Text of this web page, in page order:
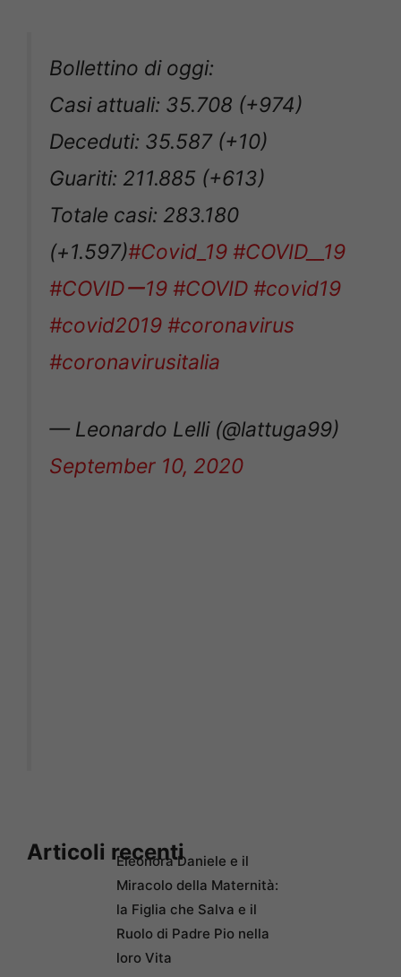
Bollettino di oggi:
Casi attuali: 35.708 (+974)
Deceduti: 35.587 (+10)
Guariti: 211.885 (+613)
Totale casi: 283.180
(+1.597)#Covid_19 #COVID__19
#COVIDー19 #COVID #covid19
#covid2019 #coronavirus
#coronavirusitalia
— Leonardo Lelli (@lattuga99)
September 10, 2020
Articoli recentiEleonora Daniele e il
Miracolo della Maternità:
la Figlia che Salva e il
Ruolo di Padre Pio nella
loro Vita